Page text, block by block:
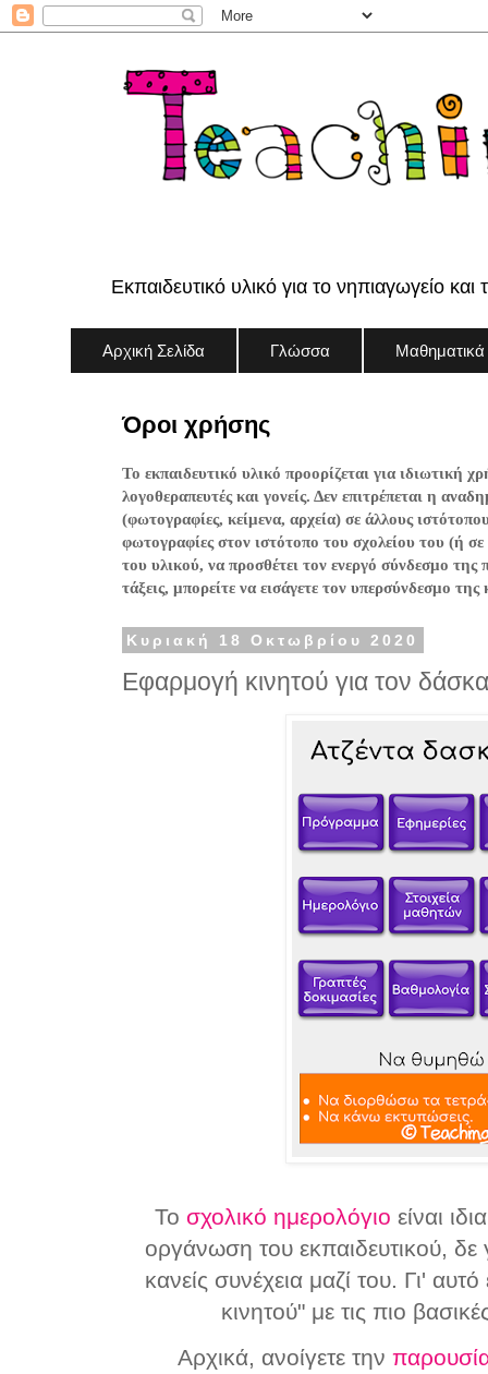
Εκπαιδευτικό υλικό για το νηπιαγωγείο και
Αρχική Σελίδα Γλώσσα Μαθηματικά
Όροι χρήσης
Το εκπαιδευτικό υλικό προορίζεται για ιδιωτική
λογοθεραπευτές και γονείς. Δεν επιτρέπεται η
(φωτογραφίες, κείμενα, αρχεία) σε άλλους
φωτογραφίες στον ιστότοπο του σχολείου του (ή
του υλικού, να προσθέτει τον ενεργό σύνδεσμο
τάξεις, μπορείτε να εισάγετε τον υπερσύνδεσμο
Κυριακή 18 Οκτωβρίου 2020
Εφαρμογή κινητού για τον
Τοσχολικό ημερολόγιο είναι
οργάνωση του εκπαιδευτικού, δε
κανείς συνέχεια μαζί του. Γι'
κινητού" με τις πιο
Αρχικά, ανοίγετε την